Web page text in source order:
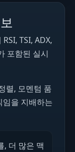
TSI, ADX,
포함된 실시
렬, 모멘텀 품
임을 지배하는
, 더 많은 맥